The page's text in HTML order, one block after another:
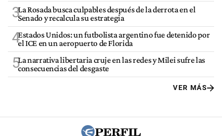
3La Rosada busca culpables después de la derrota en el
Senado y recalcula su estrategia
4Estados Unidos: un futbolista argentino fue detenido por
el ICE en un aeropuerto de Florida
5La narrativa libertaria cruje en las redes y Milei sufre las
consecuencias del desgaste
VER MÁS